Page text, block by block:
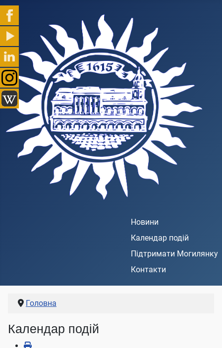
Новини
Календар подій
Підтримати Могилянку
Контакти
Головна
Календар подій